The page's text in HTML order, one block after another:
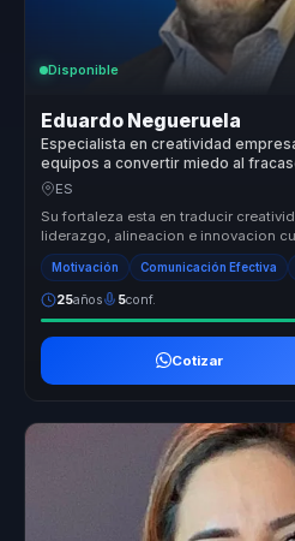
Disponible
Eduardo Negueruela
Especialista en creatividad
equipos a convertir miedo al
positiva y ejecución.
ES
Su fortaleza esta en traducir
liderazgo, alineacion e innovacion
...
Motivación Comunicación Efectiva
25años 5conf.
Cotizar